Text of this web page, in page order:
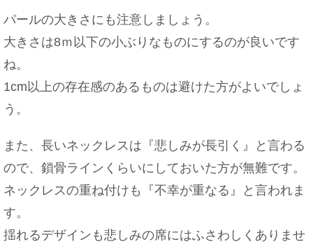
パールの大きさにも注意しましょう。
大きさは8ｍ以下の小ぶりなものにするのが良いです
ね。
1cm以上の存在感のあるものは避けた方がよいでしょ
う。
また、長いネックレスは『悲しみが長引く』と言わる
ので、鎖骨ラインくらいにしておいた方が無難です。
ネックレスの重ね付けも『不幸が重なる』と言われま
す。
揺れるデザインも悲しみの席にはふさわしくありませ